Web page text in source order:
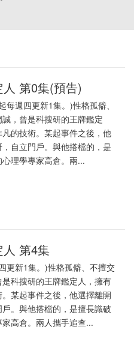
第0集(預告)
每週四更新1集。)性格孤僻、
，曾是科搜研的王牌鑑定
的技術。某起事件之後，他
自立門戶。與他搭檔的，是
理學專家高倉。兩...
第4集
更新1集。)性格孤僻、不擅交
科搜研的王牌鑑定人，擁有
某起事件之後，他選擇離開
。與他搭檔的，是擅長識破
高倉。兩人攜手追查...